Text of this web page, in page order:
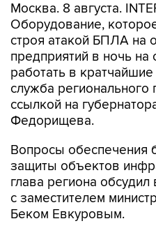
Москва. 8 августа.
Оборудование,
строя атакой БПЛА на
предприятий в ночь на
работать в
служба регионального
ссылкой на
Федорищева.
Вопросы обеспечения
защиты объектов
глава региона
с заместителем
Беком Евкуровым.